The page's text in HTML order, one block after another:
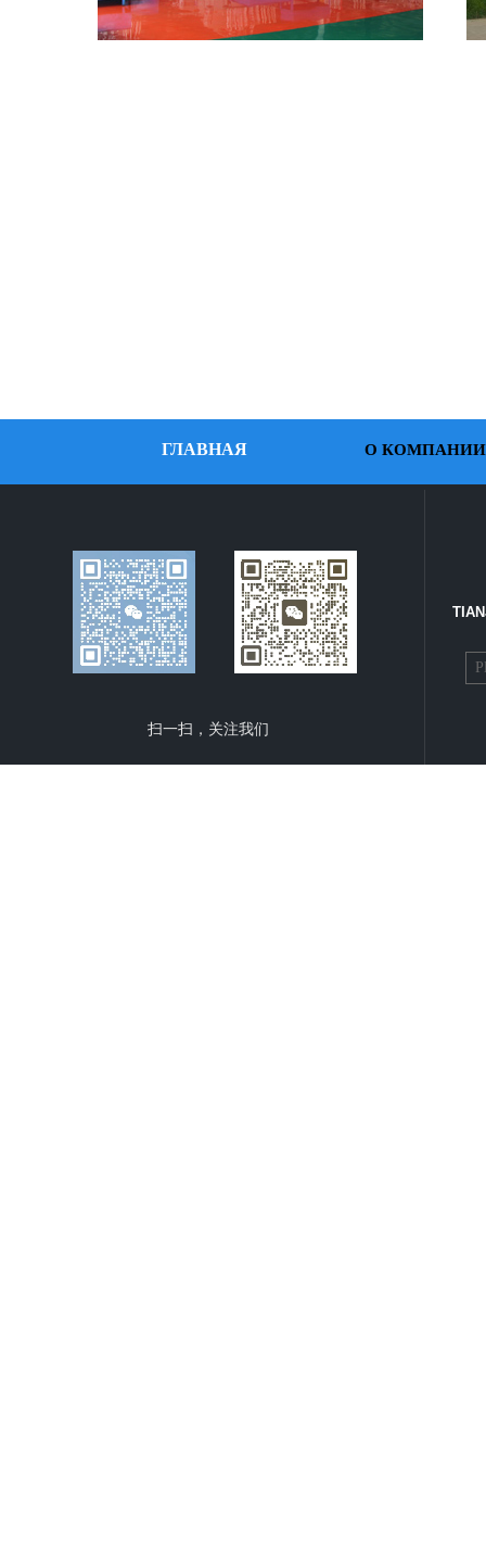
扫一扫，关注我们
ГЛАВНАЯ О КОМПАНИИ